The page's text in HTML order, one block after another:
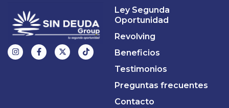
Ley Segunda
Oportunidad
Revolving
Beneficios
Testimonios
Preguntas frecuentes
Contacto